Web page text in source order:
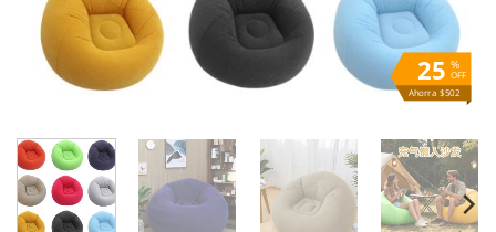
%
OFF
25
Ahorra $502